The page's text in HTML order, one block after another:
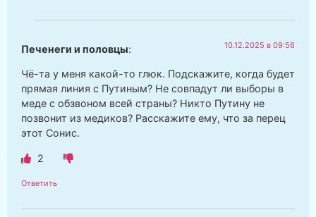
Печенеги и половцы: 10.12.2025 в 09:56
Чё-та у меня какой-то глюк. Подскажите, когда будет
прямая линия с Путиным? Не совпадут ли выборы в
меде с обзвоном всей страны? Никто Путину не
позвонит из медиков? Расскажите ему, что за перец
этот Сонис.
2
Ответить